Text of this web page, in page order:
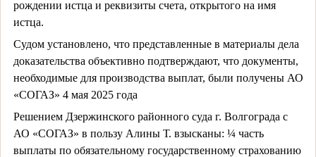
рождении истца и реквизиты счета, открытого на имя
истца.
Судом установлено, что представленные в материалы дела
доказательства объективно подтверждают, что документы,
необходимые для производства выплат, были получены АО
«СОГАЗ» 4 мая 2025 года
Решением Дзержинского районного суда г. Волгограда с
АО «СОГАЗ» в пользу Алины Т. взысканы: ¼ часть
выплаты по обязательному государственному страхованию